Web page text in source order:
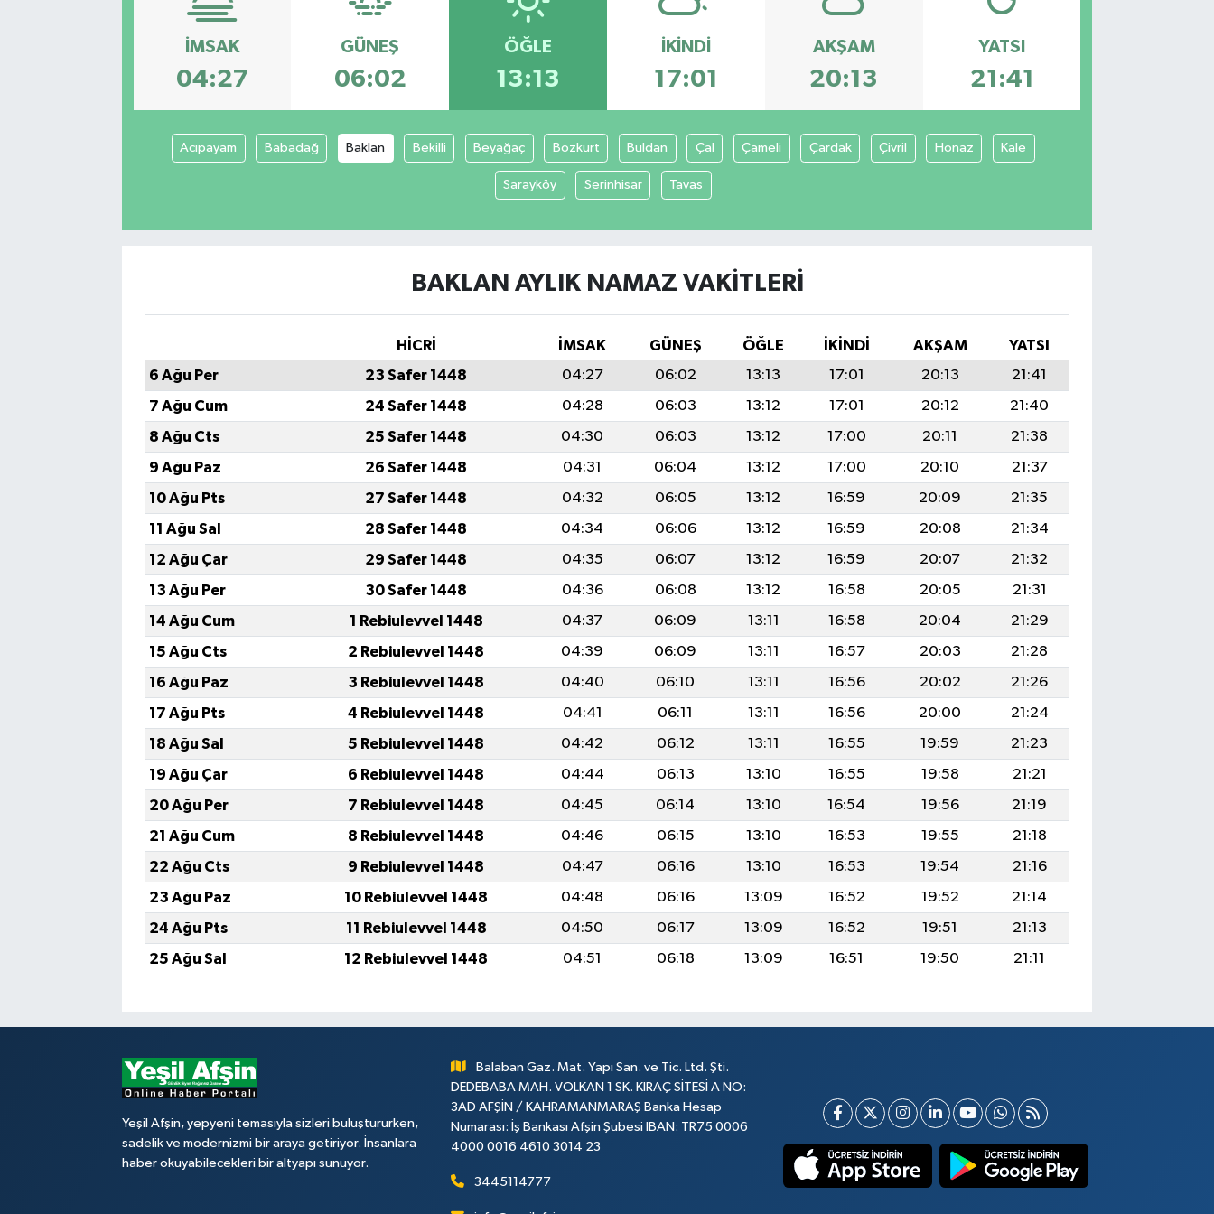
İMSAK
04:27
GÜNEŞ
06:02
ÖĞLE
13:13
İKINDI
17:01
AKŞAM
20:13
YATSI
21:41
Acıpayam Babadağ Baklan Bekilli Beyağaç Bozkurt Buldan Çal Çameli Çardak Çivril Honaz Kale
Sarayköy Serinhisar Tavas
BAKLAN AYLIK NAMAZ VAKITLERI
HİCRİ İMSAK GÜNEŞ ÖĞLE İKINDI AKŞAM
YATSI
6 Ağu Per
23 Safer 1448 04:27 06:02 13:13 17:01 20:13
21:41
7 Ağu Cum
24 Safer 1448 04:28 06:03 13:12 17:01 20:12
21:40
8 Ağu Cts
25 Safer 1448 04:30 06:03 13:12 17:00 20:11
21:38
9 Ağu Paz
26 Safer 1448 04:31 06:04 13:12 17:00 20:10
21:37
10 Ağu Pts
27 Safer 1448 04:32 06:05 13:12 16:59 20:09
21:35
11 Ağu Sal
28 Safer 1448 04:34 06:06 13:12 16:59 20:08
21:34
12 Ağu Çar
29 Safer 1448 04:35 06:07 13:12 16:59 20:07
21:32
13 Ağu Per
30 Safer 1448 04:36 06:08 13:12 16:58 20:05
21:31
14 Ağu Cum
1 Rebiulevvel 1448 04:37 06:09 13:11 16:58 20:04
21:29
15 Ağu Cts
2 Rebiulevvel 1448 04:39 06:09 13:11 16:57 20:03
21:28
16 Ağu Paz
3 Rebiulevvel 1448 04:40 06:10 13:11 16:56 20:02
21:26
17 Ağu Pts
4 Rebiulevvel 1448 04:41 06:11 13:11 16:56 20:00
21:24
18 Ağu Sal
5 Rebiulevvel 1448 04:42 06:12 13:11 16:55 19:59
21:23
19 Ağu Çar
6 Rebiulevvel 1448 04:44 06:13 13:10 16:55 19:58
21:21
20 Ağu Per
7 Rebiulevvel 1448 04:45 06:14 13:10 16:54 19:56
21:19
21 Ağu Cum
8 Rebiulevvel 1448 04:46 06:15 13:10 16:53 19:55
21:18
22 Ağu Cts
9 Rebiulevvel 1448 04:47 06:16 13:10 16:53 19:54
21:16
23 Ağu Paz
10 Rebiulevvel 1448 04:48 06:16 13:09 16:52 19:52
21:14
24 Ağu Pts
11 Rebiulevvel 1448 04:50 06:17 13:09 16:52 19:51
21:13
25 Ağu Sal
12 Rebiulevvel 1448 04:51 06:18 13:09 16:51 19:50 21:11
Yeşil Afşin, yepyeni temasıyla sizleri buluştururken,
sadelik ve modernizmi bir araya getiriyor. İnsanlara
haber okuyabilecekleri bir altyapı sunuyor.
Balaban Gaz. Mat. Yapı San. ve Tic. Ltd. Şti.
DEDEBABA MAH. VOLKAN 1 SK. KIRAÇ SİTESİ A NO:
3AD AFŞİN / KAHRAMANMARAŞ Banka Hesap
Numarası: İş Bankası Afşin Şubesi IBAN: TR75 0006
4000 0016 4610 3014 23
3445114777